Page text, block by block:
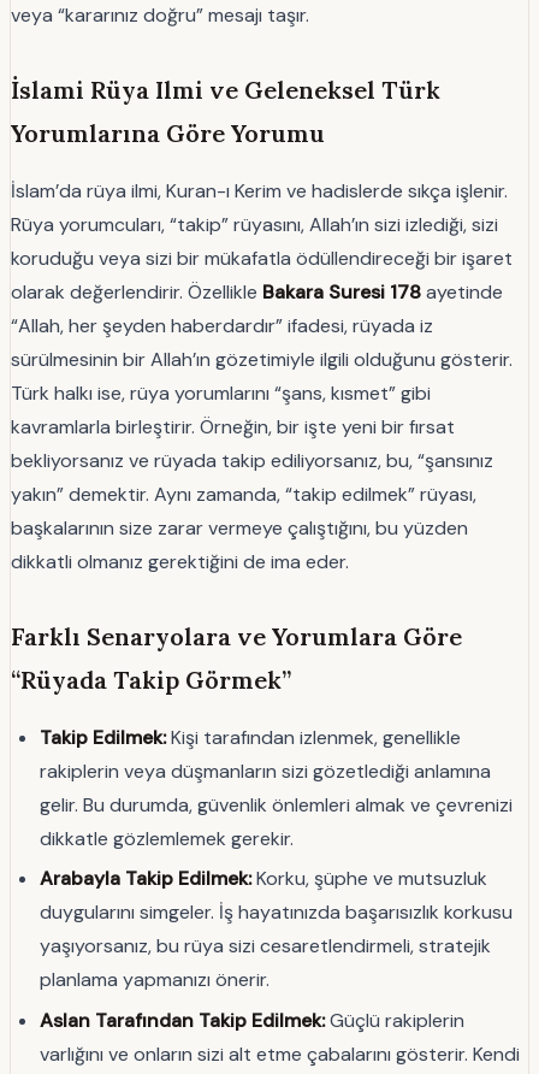
veya “kararınız doğru” mesajı taşır.
İslami Rüya Ilmi ve Geleneksel Türk
Yorumlarına Göre Yorumu
İslam’da rüya ilmi, Kuran-ı Kerim ve hadislerde sıkça işlenir.
Rüya yorumcuları, “takip” rüyasını, Allah’ın sizi izlediği, sizi
koruduğu veya sizi bir mükafatla ödüllendireceği bir işaret
olarak değerlendirir. Özellikle Bakara Suresi 178ayetinde
“Allah, her şeyden haberdardır” ifadesi, rüyada iz
sürülmesinin bir Allah’ın gözetimiyle ilgili olduğunu gösterir.
Türk halkı ise, rüya yorumlarını “şans, kısmet” gibi
kavramlarla birleştirir. Örneğin, bir işte yeni bir fırsat
bekliyorsanız ve rüyada takip ediliyorsanız, bu, “şansınız
yakın” demektir. Aynı zamanda, “takip edilmek” rüyası,
başkalarının size zarar vermeye çalıştığını, bu yüzden
dikkatli olmanız gerektiğini de ima eder.
Farklı Senaryolara ve Yorumlara Göre
“Rüyada Takip Görmek”
Takip Edilmek:Kişi tarafından izlenmek, genellikle
rakiplerin veya düşmanların sizi gözetlediği anlamına
gelir. Bu durumda, güvenlik önlemleri almak ve çevrenizi
dikkatle gözlemlemek gerekir.
Arabayla Takip Edilmek:Korku, şüphe ve mutsuzluk
duygularını simgeler. İş hayatınızda başarısızlık korkusu
yaşıyorsanız, bu rüya sizi cesaretlendirmeli, stratejik
planlama yapmanızı önerir.
Aslan Tarafından Takip Edilmek:Güçlü rakiplerin
varlığını ve onların sizi alt etme çabalarını gösterir. Kendi